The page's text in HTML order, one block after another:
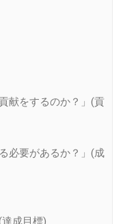
献をするのか？」(貢
必要があるか？」(成
成目標)